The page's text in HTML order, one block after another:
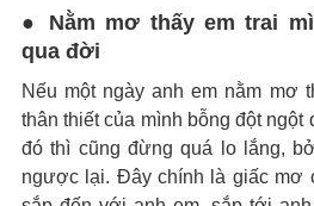
● Nằm mơ thấy em trai
qua đời
Nếu một ngày anh em nằm mơ
thân thiết của mình bỗng đột ngột
đó thì cũng đừng quá lo lắng,
ngược lại. Đây chính là giấc mơ